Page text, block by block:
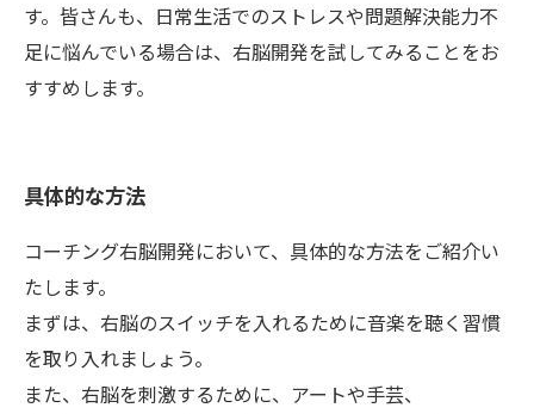
す。皆さんも、日常生活でのストレスや問題解決能力不
足に悩んでいる場合は、右脳開発を試してみることをお
すすめします。
具体的な方法
コーチング右脳開発において、具体的な方法をご紹介い
たします。
まずは、右脳のスイッチを入れるために音楽を聴く習慣
を取り入れましょう。
また、右脳を刺激するために、アートや手芸、